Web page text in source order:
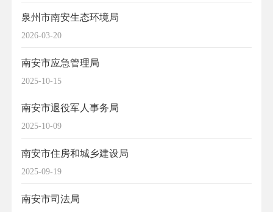
2026-03-20
泉州市南安生态环境局
2025-10-15
南安市应急管理局
2025-10-09
南安市退役军人事务局
2025-09-19
南安市住房和城乡建设局
南安市司法局